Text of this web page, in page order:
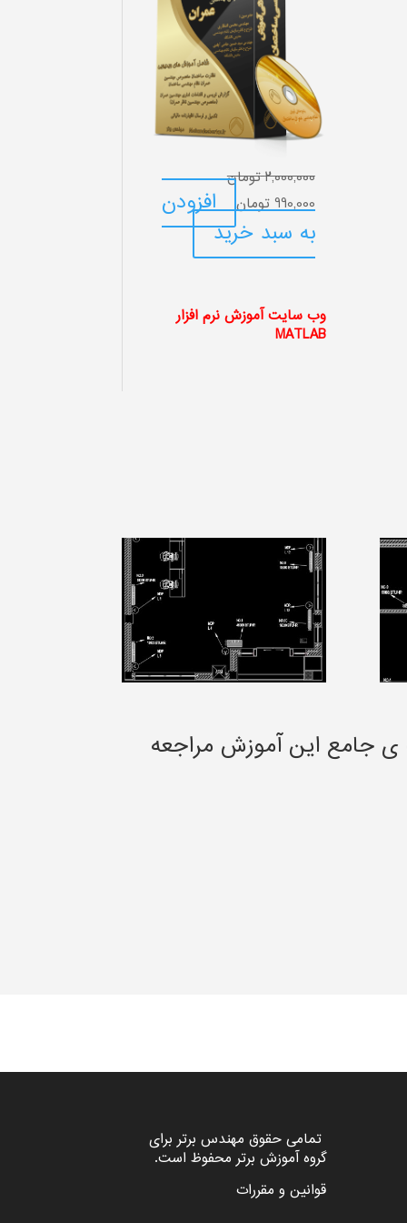
2,000,000تومان
قیمت
اصلی:
2,000,000 تومان
بود.
990,000تومان قیمت
فعلی:
990,000 تومان.
افزودن
به سبد خرید
وب سایت آموزش نرم افزار
MATLAB
جامع این آموزش مراجعه
تمامی حقوق مهندس برتر برای
گروهآموزش برترمحفوظ است.
قوانین و مقررات